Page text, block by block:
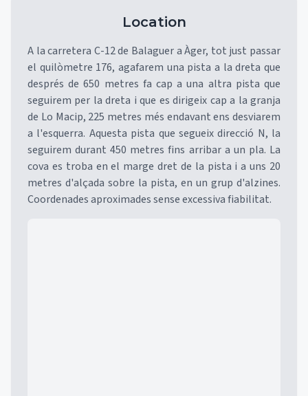
Location
A la carretera C-12 de Balaguer a Àger, tot just passar
el quilòmetre 176, agafarem una pista a la dreta que
després de 650 metres fa cap a una altra pista que
seguirem per la dreta i que es dirigeix cap a la granja
de Lo Macip, 225 metres més endavant ens desviarem
a l'esquerra. Aquesta pista que segueix direcció N, la
seguirem durant 450 metres fins arribar a un pla. La
cova es troba en el marge dret de la pista i a uns 20
metres d'alçada sobre la pista, en un grup d'alzines.
Coordenades aproximades sense excessiva fiabilitat.